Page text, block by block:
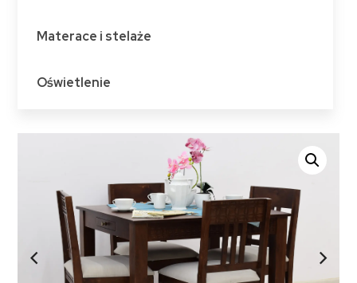
Materace i stelaże
Oświetlenie